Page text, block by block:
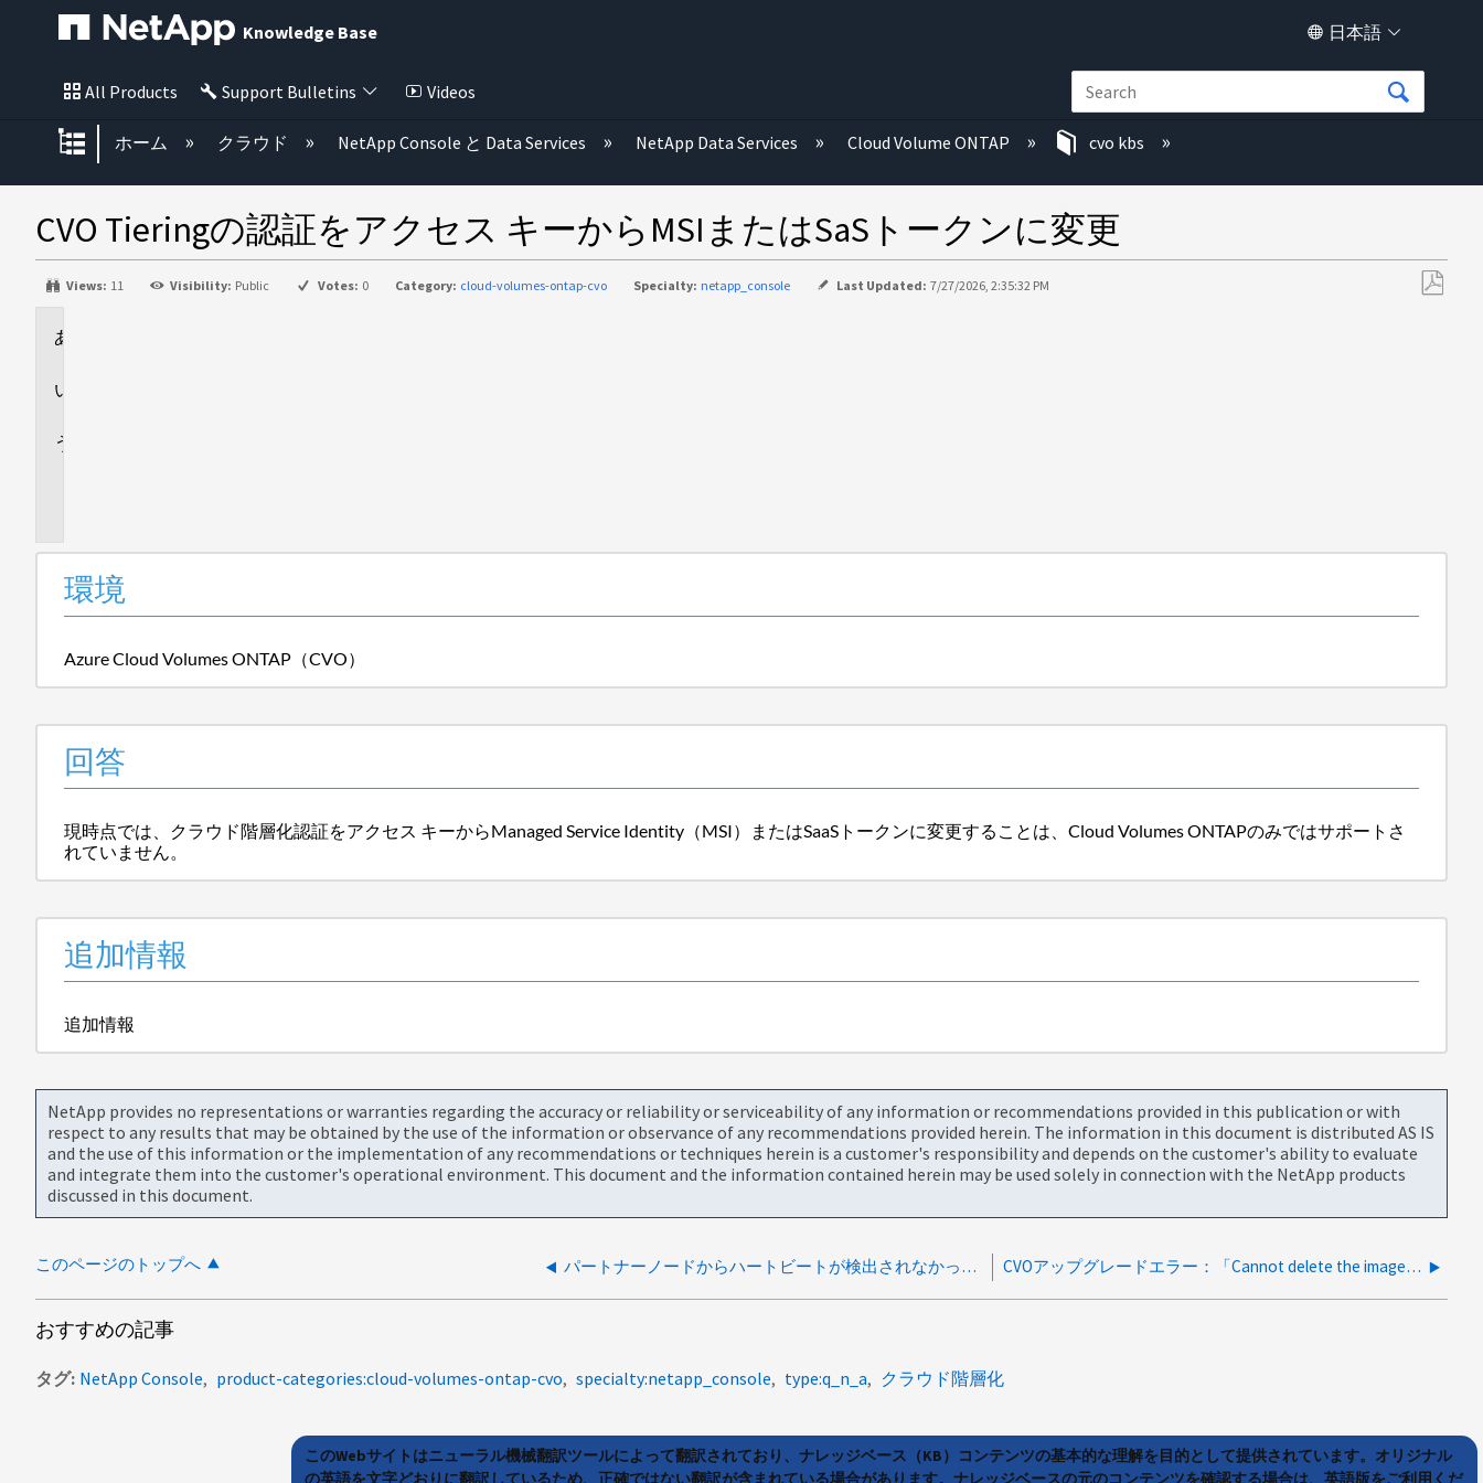
Knowledge Base 日本語
All Products Support Bulletins Videos
グローバル階層を展開/折りたたむ
ホーム クラウド NetApp Console と Data Services NetApp Data Services Cloud Volume ONTAP cvo kbs
CVO Tieringの認証をアクセス キーからMSIまたはSaSトークンに変更
Views: 11 Visibility: Public Votes: 0 Category: cloud-volumes-ontap-cvo Specialty: netapp_console Last Updated: 7/27/2026, 2:35:32 PM
環境
Azure Cloud Volumes ONTAP（CVO）
回答
現時点では、クラウド階層化認証をアクセス キーからManaged Service Identity（MSI）またはSaaSトークンに変更することは、Cloud Volumes ONTAPのみではサポートさ
れていません。
追加情報
追加情報
NetApp provides no representations or warranties regarding the accuracy or reliability or serviceability of any information or recommendations provided in this publication or with
respect to any results that may be obtained by the use of the information or observance of any recommendations provided herein. The information in this document is distributed AS IS
and the use of this information or the implementation of any recommendations or techniques herein is a customer's responsibility and depends on the customer's ability to evaluate
and integrate them into the customer's operational environment. This document and the information contained herein may be used solely in connection with the NetApp products
discussed in this document.
このページのトップへ パートナーノードからハートビートが検出されなかったため、CVO テイクオーバーが開始されました。 CVOアップグレードエラー：「Cannot delete the image because an update is in progress」
おすすめの記事
タグ NetApp Console product-categories:cloud-volumes-ontap-cvo specialty:netapp_console type:q_n_a クラウド階層化
このWebサイトはニューラル機械翻訳ツールによって翻訳されており、ナレッジベース（KB）コンテンツの基本的な理解を目的として提供されています。オリジナル
の英語を文字どおりに翻訳しているため、正確ではない翻訳が含まれている場合があります。ナレッジベースの元のコンテンツを確認する場合は、英語版をご利用くだ